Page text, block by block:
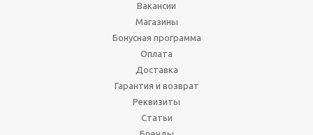
Вакансии
Магазины
Бонусная программа
Оплата
Доставка
Гарантия и возврат
Реквизиты
Статьи